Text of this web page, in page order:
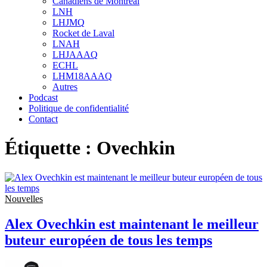
sub
menu
LNH
LHJMQ
Rocket de Laval
LNAH
LHJAAAQ
ECHL
LHM18AAAQ
Autres
Podcast
Politique de confidentialité
Contact
Étiquette : Ovechkin
Nouvelles
Alex Ovechkin est maintenant le meilleur
buteur européen de tous les temps